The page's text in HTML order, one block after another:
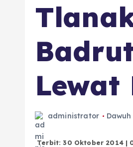
Lewat
administrator
Terbit: 30 Oktober 2014 |